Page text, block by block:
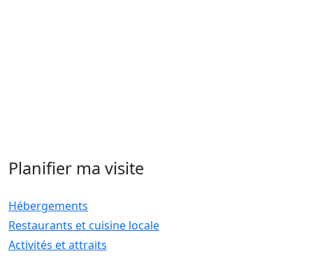
Planifier ma visite
Hébergements
Restaurants et cuisine locale
Activités et attraits